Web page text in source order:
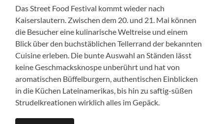
Das Street Food Festival kommt wieder nach
Kaiserslautern. Zwischen dem 20. und 21. Mai können
die Besucher eine kulinarische Weltreise und einem
Blick über den buchstäblichen Tellerrand der bekannten
Cuisine erleben. Die bunte Auswahl an Ständen lässt
keine Geschmacksknospe unberührt und hat von
aromatischen Büffelburgern, authentischen Einblicken
in die Küchen Lateinamerikas, bis hin zu saftig-süßen
Strudelkreationen wirklich alles im Gepäck.